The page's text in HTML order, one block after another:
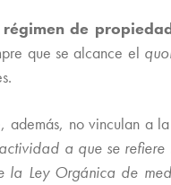
de
que se alcance el
además, no vinculan a
a que se
Ley Orgánica de